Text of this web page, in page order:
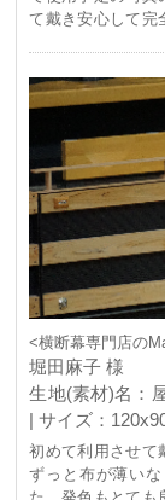
て戴き安心して完
<横断幕専門店の
堀田麻子 様
生地(素材)名：
| サイズ：
初めて利用させて
ずっと布が薄い